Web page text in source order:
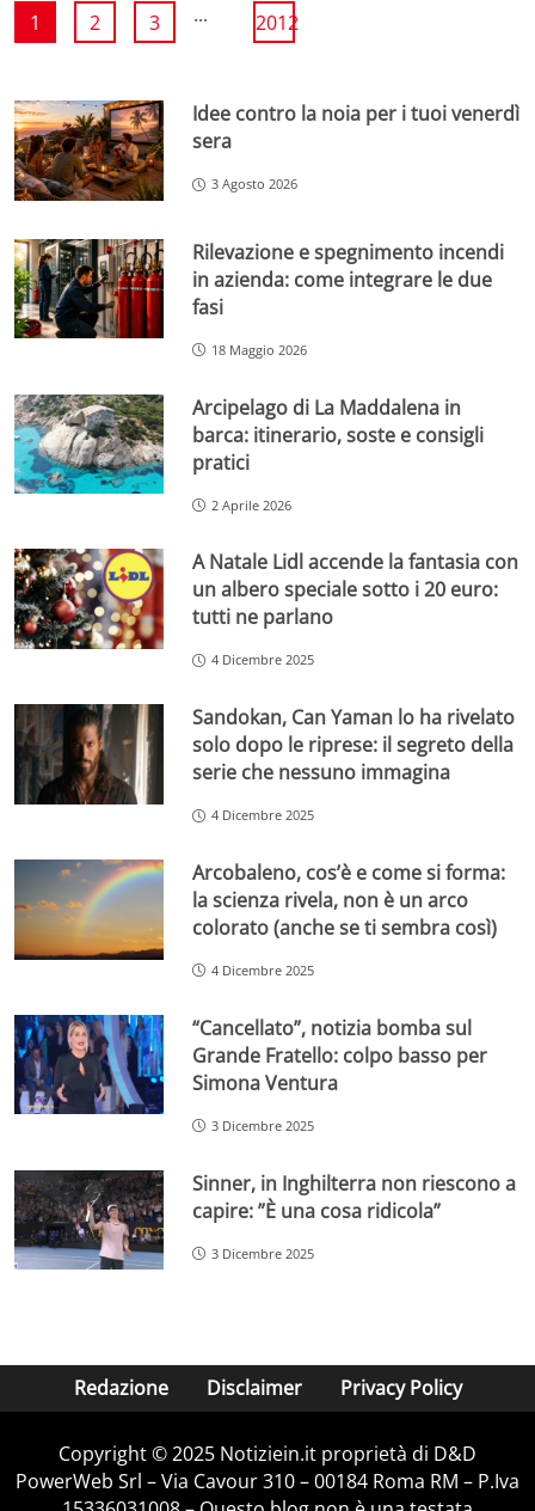
1 2 3 ... 2012
Idee contro la noia per i tuoi venerdì
sera
3 Agosto 2026
Rilevazione e spegnimento incendi
in azienda: come integrare le due
fasi
18 Maggio 2026
Arcipelago di La Maddalena in
barca: itinerario, soste e consigli
pratici
2 Aprile 2026
A Natale Lidl accende la fantasia con
un albero speciale sotto i 20 euro:
tutti ne parlano
4 Dicembre 2025
Sandokan, Can Yaman lo ha rivelato
solo dopo le riprese: il segreto della
serie che nessuno immagina
4 Dicembre 2025
Arcobaleno, cos’è e come si forma:
la scienza rivela, non è un arco
colorato (anche se ti sembra così)
4 Dicembre 2025
“Cancellato”, notizia bomba sul
Grande Fratello: colpo basso per
Simona Ventura
3 Dicembre 2025
Sinner, in Inghilterra non riescono a
capire: ”È una cosa ridicola”
3 Dicembre 2025
Redazione Disclaimer Privacy Policy
Copyright © 2025 Notiziein.it proprietà di D&D
PowerWeb Srl – Via Cavour 310 – 00184 Roma RM – P.Iva